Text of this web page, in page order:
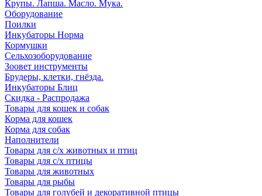
Крупы. Лапша. Масло. Мука.
Оборудование
Поилки
Инкубаторы Норма
Кормушки
Сельхозоборудование
Зоовет инструменты
Брудеры, клетки, гнёзда.
Инкубаторы Блиц
Скидка - Распродажа
Товары для кошек и собак
Корма для кошек
Корма для собак
Наполнители
Товары для с/х животных и птиц
Товары для с/х птицы
Товары для животных
Товары для рыбы
Товары для голубей и декоративной птицы